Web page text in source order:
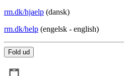
rm.dk/hjaelp (dansk)
rm.dk/help (engelsk - english)
Fold ud